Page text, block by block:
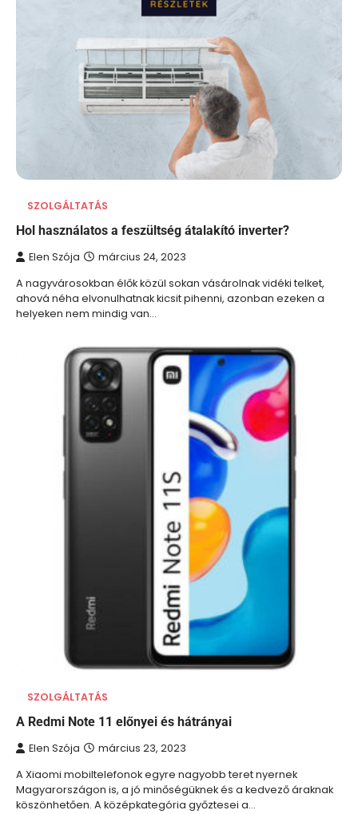
SZOLGÁLTATÁS
Hol használatos a feszültség átalakító inverter?
Elen Szója március 24, 2023
A nagyvárosokban élők közül sokan vásárolnak vidéki telket,
ahová néha elvonulhatnak kicsit pihenni, azonban ezeken a
helyeken nem mindig van…
SZOLGÁLTATÁS
A Redmi Note 11 előnyei és hátrányai
Elen Szója március 23, 2023
A Xiaomi mobiltelefonok egyre nagyobb teret nyernek
Magyarországon is, a jó minőségüknek és a kedvező áraknak
köszönhetően. A középkategória győztesei a…